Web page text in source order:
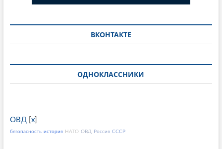
ВКОНТАКТЕ
ОДНОКЛАССНИКИ
ОВД[ x]
безопасность история НАТО ОВД Россия СССР